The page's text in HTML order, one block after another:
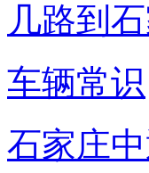
几路到
车辆常识
石家庄